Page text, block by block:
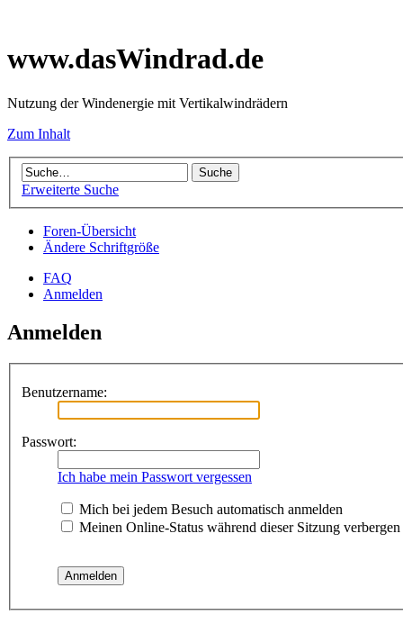
www.dasWindrad.de
Nutzung der Windenergie mit Vertikalwindrädern
Zum Inhalt
Erweiterte Suche
Foren-Übersicht
Ändere Schriftgröße
FAQ
Anmelden
Anmelden
Benutzername:
Passwort:
Ich habe mein Passwort vergessen
Mich bei jedem Besuch automatisch anmelden
Meinen Online-Status während dieser Sitzung verbergen